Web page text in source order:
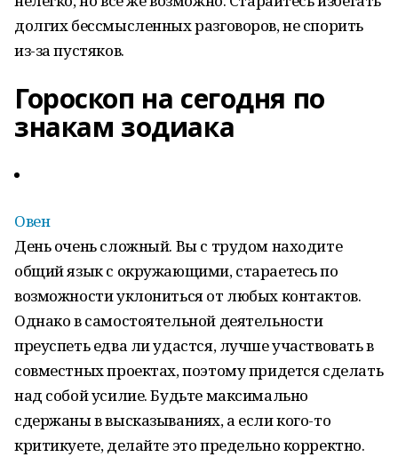
долгих бессмысленных разговоров, не спорить
из-за пустяков.
Гороскоп на сегодня по
знакам зодиака
Овен
День очень сложный. Вы с трудом находите
общий язык с окружающими, стараетесь по
возможности уклониться от любых контактов.
Однако в самостоятельной деятельности
преуспеть едва ли удастся, лучше участвовать в
совместных проектах, поэтому придется сделать
над собой усилие. Будьте максимально
сдержаны в высказываниях, а если кого-то
критикуете, делайте это предельно корректно.